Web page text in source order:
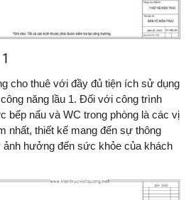
cho thuê với đầy đủ tiện ích sử dụng
năng lầu 1. Đối với công trình
bếp nấu và WC trong phòng là các vị
nhất, thiết kế mang đến sự thông
ảnh hưởng đến sức khỏe của khách